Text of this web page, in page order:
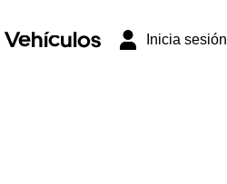
Inicia sesión